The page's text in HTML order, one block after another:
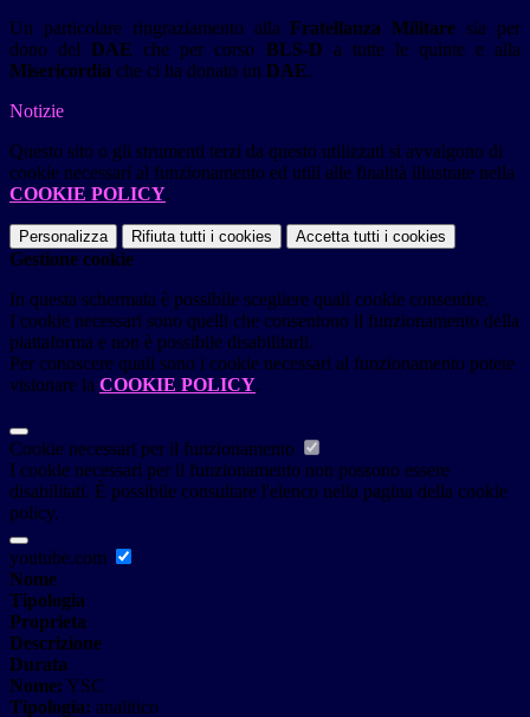
Un particolare ringraziamento allaFratellanza Militare sia per
dono delDAE che per corso BLS-D a tutte le quinte e alla
Misericordia che ci ha donato un DAE.
Notizie
Questo sito o gli strumenti terzi da questo utilizzati si avvalgono di
cookie necessari al funzionamento ed utili alle finalità illustrate nella
COOKIE POLICY.
Personalizza Rifiuta tutti i cookies Accetta tutti i cookies
Gestione cookie
In questa schermata è possibile scegliere quali cookie consentire.
I cookie necessari sono quelli che consentono il funzionamento della
piattaforma e non è possibile disabilitarli.
Per conoscere quali sono i cookie necessari al funzionamento potete
visionare la COOKIE POLICY.
Cookie necessari per il funzionamento
I cookie necessari per il funzionamento non possono essere
disabilitati. È possibile consultare l'elenco nella pagina della cookie
policy.
youtube.com
Nome
Tipologia
Proprieta
Descrizione
Durata
Nome: YSC
Tipologia: analitico